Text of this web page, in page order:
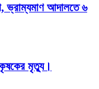
ভ্রাম্যমাণ আদালতে ৬
কৃষকের মৃত্যু।